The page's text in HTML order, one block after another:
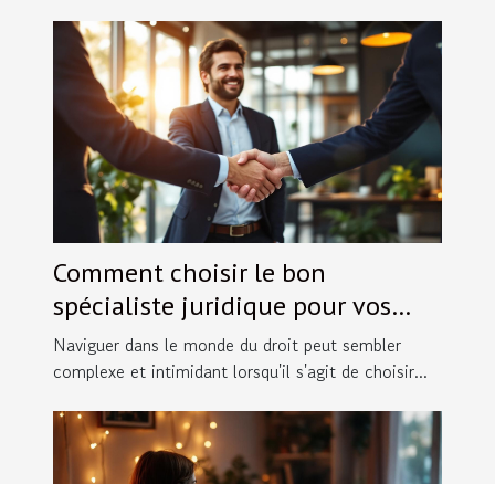
Comment choisir le bon
spécialiste juridique pour vos
besoins spécifiques ?
Naviguer dans le monde du droit peut sembler
complexe et intimidant lorsqu'il s'agit de choisir...